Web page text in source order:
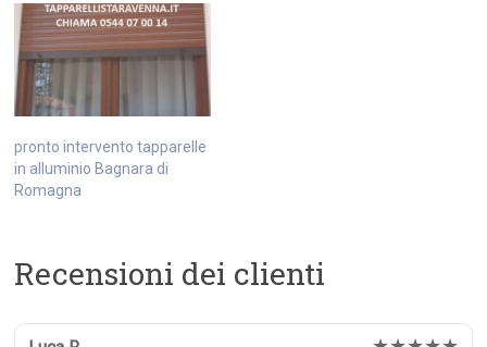
pronto intervento tapparelle
in alluminio Bagnara di
Romagna
Recensioni dei clienti